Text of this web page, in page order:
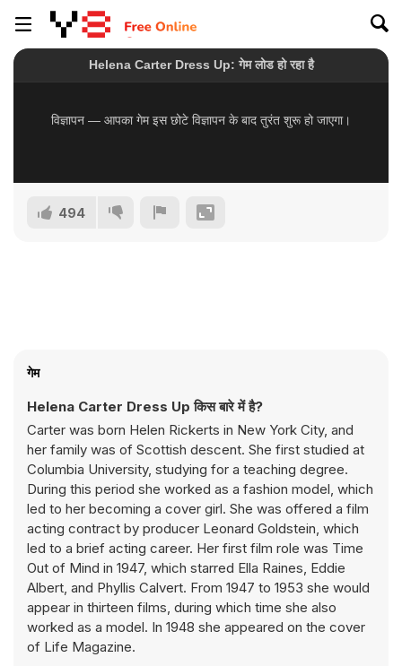
494
गेम
Helena Carter Dress Up किस बारे में है?
Carter was born Helen Rickerts in New York City, and
her family was of Scottish descent. She first studied at
Columbia University, studying for a teaching degree.
During this period she worked as a fashion model, which
led to her becoming a cover girl. She was offered a film
acting contract by producer Leonard Goldstein, which
led to a brief acting career. Her first film role was Time
Out of Mind in 1947, which starred Ella Raines, Eddie
Albert, and Phyllis Calvert. From 1947 to 1953 she would
appear in thirteen films, during which time she also
worked as a model. In 1948 she appeared on the cover
of Life Magazine.